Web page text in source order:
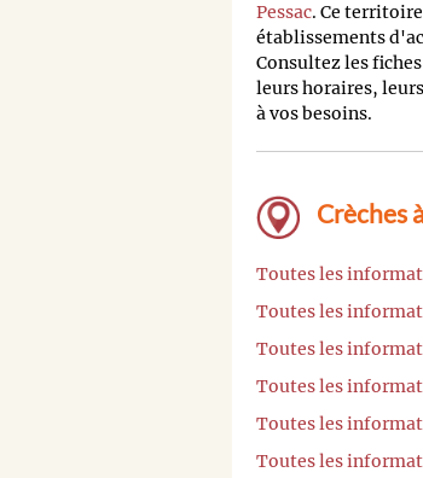
Pessac. Ce
établissements
Consultez les
leurs horaires,
à vos besoins.
Crèches
Toutes les
Toutes les
Toutes les
Toutes les
Toutes les
Toutes les